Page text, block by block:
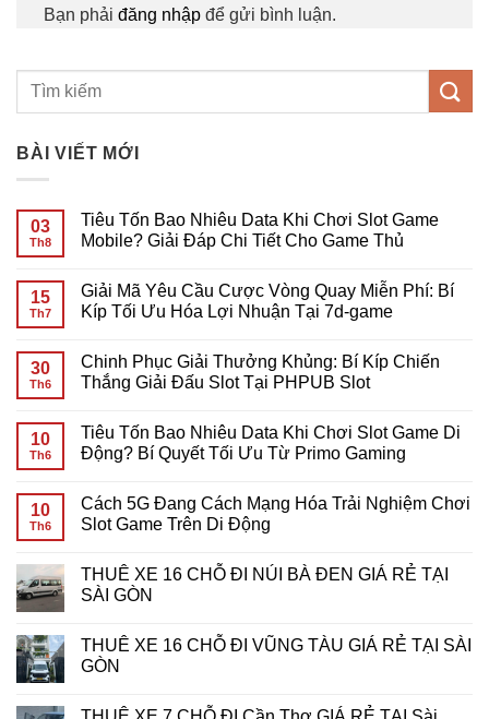
Bạn phải đăng nhập để gửi bình luận.
BÀI VIẾT MỚI
03
Th8
Tiêu Tốn Bao Nhiêu Data Khi Chơi Slot Game
Mobile? Giải Đáp Chi Tiết Cho Game Thủ
bình
luận
ở
Bao
Nhiêu
Data
Slot
Game
Mobile?
Chi
Tiết
Cho
15
Th7
Giải Mã Yêu Cầu Cược Vòng Quay Miễn Phí: Bí
Kíp Tối Ưu Hóa Lợi Nhuận Tại 7d-game
bình
luận
ở
Yêu
Cầu
Cược
Miễn
Phí:
Bí
Ưu
Hóa
Lợi
7d-
game
30
Th6
Chinh Phục Giải Thưởng Khủng: Bí Kíp Chiến
Thắng Giải Đấu Slot Tại PHPUB Slot
bình
luận
ở
Giải
Thưởng
Khủng:
Chiến
Thắng
Giải
Tại
PHPUB
Slot
10
Th6
Tiêu Tốn Bao Nhiêu Data Khi Chơi Slot Game Di
Động? Bí Quyết Tối Ưu Từ Primo Gaming
bình
luận
ở
Bao
Nhiêu
Data
Slot
Game
Di
Quyết
10
Th6
Cách 5G Đang Cách Mạng Hóa Trải Nghiệm Chơi
Slot Game Trên Di Động
bình
luận
ở
Đang
Cách
Mạng
Nghiệm
THUÊ XE 16 CHỖ ĐI NÚI BÀ ĐEN GIÁ RẺ TẠI
SÀI GÒN
bình
luận
ở
THUÊ XE 16 CHỖ ĐI VŨNG TÀU GIÁ RẺ TẠI SÀI
GÒN